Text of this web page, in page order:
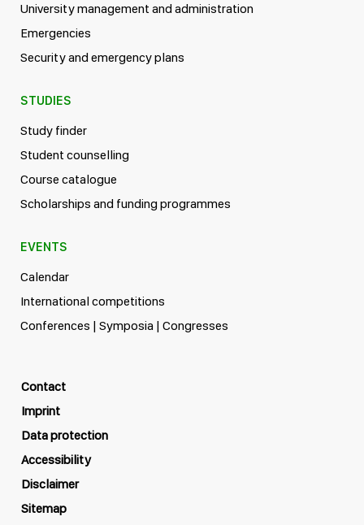
University management and administration
Emergencies
Security and emergency plans
STUDIES
Study finder
Student counselling
Course catalogue
Scholarships and funding programmes
EVENTS
Calendar
International competitions
Conferences | Symposia | Congresses
Contact
Imprint
Data protection
Accessibility
Disclaimer
Sitemap